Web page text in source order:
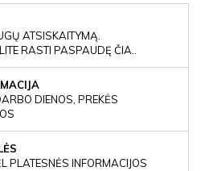
ATSISKAITYMĄ.
RASTI PASPAUDĘ ČIA..
DIENOS, PREKĖS
PLATESNĖS INFORMACIJOS